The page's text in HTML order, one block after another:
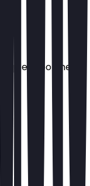
en toon het in